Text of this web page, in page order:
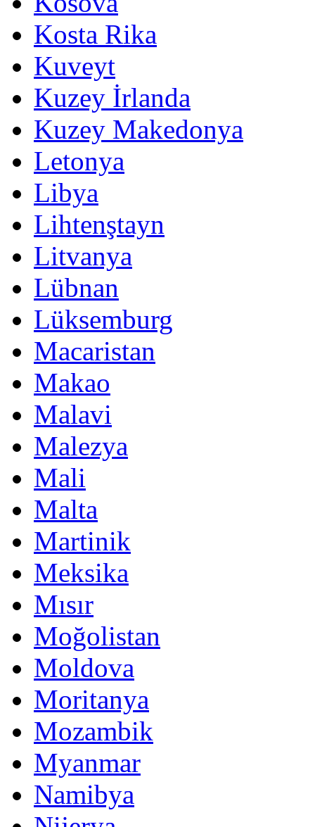
Kosta Rika
Kuveyt
Kuzey İrlanda
Kuzey Makedonya
Letonya
Libya
Lihtenştayn
Litvanya
Lübnan
Lüksemburg
Macaristan
Makao
Malavi
Malezya
Mali
Malta
Martinik
Meksika
Mısır
Moğolistan
Moldova
Moritanya
Mozambik
Myanmar
Namibya